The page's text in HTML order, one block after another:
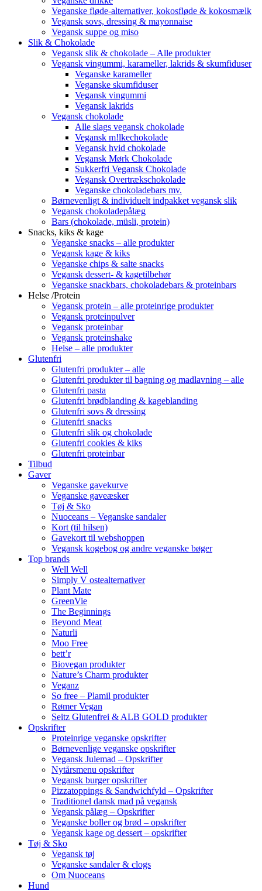
Veganske fløde-alternativer, kokosfløde & kokosmælk
Vegansk sovs, dressing & mayonnaise
Vegansk suppe og miso
Slik & Chokolade
Vegansk slik & chokolade – Alle produkter
Vegansk vingummi, karameller, lakrids & skumfiduser
Veganske karameller
Veganske skumfiduser
Vegansk vingummi
Vegansk lakrids
Vegansk chokolade
Alle slags vegansk chokolade
Vegansk m!lkechokolade
Vegansk hvid chokolade
Vegansk Mørk Chokolade
Sukkerfri Vegansk Chokolade
Vegansk Overtrækschokolade
Veganske chokoladebars mv.
Børnevenligt & individuelt indpakket vegansk slik
Vegansk chokoladepålæg
Bars (chokolade, müsli, protein)
Snacks, kiks & kage
Veganske snacks – alle produkter
Vegansk kage & kiks
Veganske chips & salte snacks
Vegansk dessert- & kagetilbehør
Veganske snackbars, chokoladebars & proteinbars
Helse /Protein
Vegansk protein – alle proteinrige produkter
Vegansk proteinpulver
Vegansk proteinbar
Vegansk proteinshake
Helse – alle produkter
Glutenfri
Glutenfri produkter – alle
Glutenfri produkter til bagning og madlavning – alle
Glutenfri pasta
Glutenfri brødblanding & kageblanding
Glutenfri sovs & dressing
Glutenfri snacks
Glutenfri slik og chokolade
Glutenfri cookies & kiks
Glutenfri proteinbar
Tilbud
Gaver
Veganske gavekurve
Veganske gaveæsker
Tøj & Sko
Nuoceans – Veganske sandaler
Kort (til hilsen)
Gavekort til webshoppen
Vegansk kogebog og andre veganske bøger
Top brands
Well Well
Simply V ostealternativer
Plant Mate
GreenVie
The Beginnings
Beyond Meat
Naturli
Moo Free
bett’r
Biovegan produkter
Nature’s Charm produkter
Veganz
So free – Plamil produkter
Rømer Vegan
Seitz Glutenfrei & ALB GOLD produkter
Opskrifter
Proteinrige veganske opskrifter
Børnevenlige veganske opskrifter
Vegansk Julemad – Opskrifter
Nytårsmenu opskrifter
Vegansk burger opskrifter
Pizzatoppings & Sandwichfyld – Opskrifter
Traditionel dansk mad på vegansk
Vegansk pålæg – Opskrifter
Veganske boller og brød – opskrifter
Vegansk kage og dessert – opskrifter
Tøj & Sko
Vegansk tøj
Veganske sandaler & clogs
Om Nuoceans
Hund